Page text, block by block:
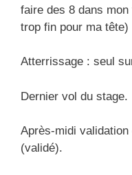
faire des 8 dans
trop fin pour ma
Atterrissage : seul
Dernier vol du stage.
Après-midi
(validé).